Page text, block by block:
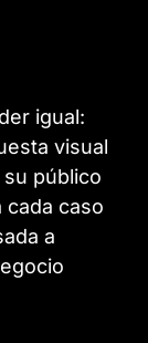
igual:
visual
público
cada caso
a